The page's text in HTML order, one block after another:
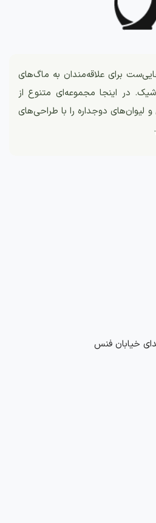
برای علاقه‌مندان به ماگ‌های
در اینجا مجموعه‌ای متنوع از
لیوان‌های دوجداره را با طراحی‌های
خیابان فنس